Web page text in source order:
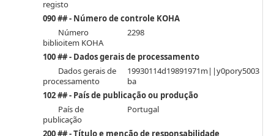
registo
090 ## - Número de controle KOHA
Número
biblioitem KOHA
2298
100 ## - Dados gerais de processamento
Dados gerais de
processamento
19930114d19891971m||y0pory5003
ba
102 ## - País de publicação ou produção
País de
publicação
Portugal